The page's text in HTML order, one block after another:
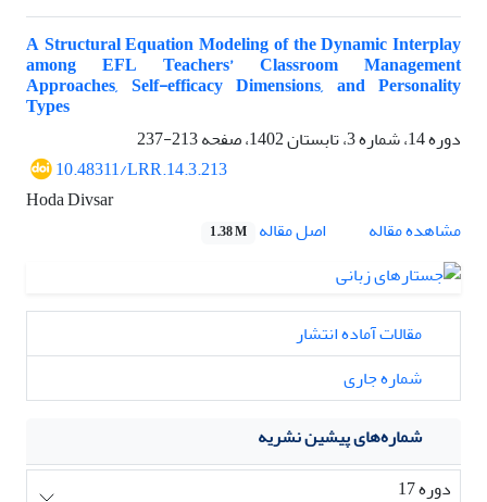
A Structural Equation Modeling of the Dynamic Interplay
among EFL Teachers’ Classroom Management
Approaches, Self-efficacy Dimensions, and Personality
Types
دوره 14، شماره 3، تابستان 1402، صفحه
213-237
10.48311/LRR.14.3.213
Hoda Divsar
مشاهده مقاله
اصل مقاله 1.38 M
مقالات آماده انتشار
شماره جاری
شماره‌های پیشین نشریه
دوره 17